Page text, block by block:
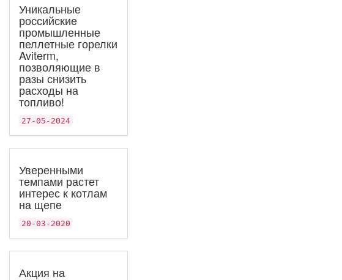
Уникальные
российские
промышленные
пеллетные горелки
Aviterm,
позволяющие в
разы снизить
расходы на
топливо!
27-05-2024
Уверенными
темпами растет
интерес к котлам
на щепе
20-03-2020
Акция на